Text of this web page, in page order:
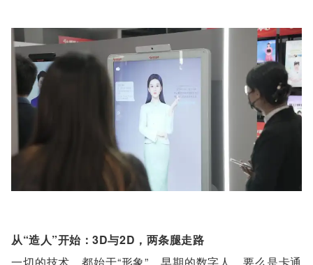
从“造人”开始：3D与2D，两条腿走路